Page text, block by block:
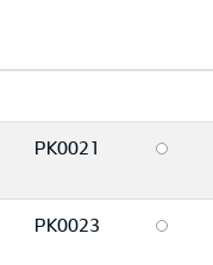
PK0021
PK0023